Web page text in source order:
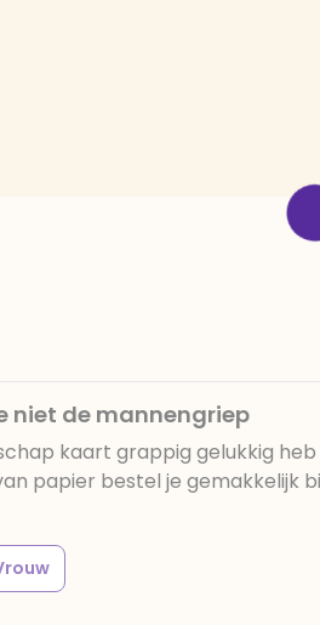
niet de mannengriep
kaart grappig gelukkig heb
papier bestel je gemakkelijk